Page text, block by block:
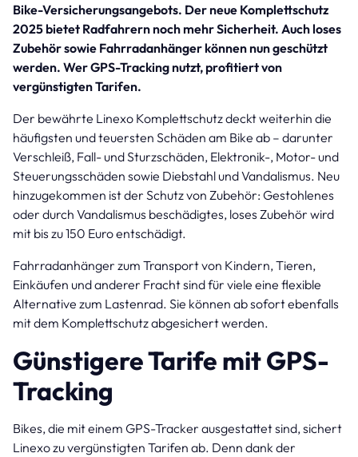
Bike-Versicherungsangebots. Der neue Komplettschutz
2025 bietet Radfahrern noch mehr Sicherheit. Auch loses
Zubehör sowie Fahrradanhänger können nun geschützt
werden. Wer GPS-Tracking nutzt, profitiert von
vergünstigten Tarifen.
Der bewährte Linexo Komplettschutz deckt weiterhin die
häufigsten und teuersten Schäden am Bike ab – darunter
Verschleiß, Fall- und Sturzschäden, Elektronik-, Motor- und
Steuerungsschäden sowie Diebstahl und Vandalismus. Neu
hinzugekommen ist der Schutz von Zubehör: Gestohlenes
oder durch Vandalismus beschädigtes, loses Zubehör wird
mit bis zu 150 Euro entschädigt.
Fahrradanhänger zum Transport von Kindern, Tieren,
Einkäufen und anderer Fracht sind für viele eine flexible
Alternative zum Lastenrad. Sie können ab sofort ebenfalls
mit dem Komplettschutz abgesichert werden.
Günstigere Tarife mit GPS-
Tracking
Bikes, die mit einem GPS-Tracker ausgestattet sind, sichert
Linexo zu vergünstigten Tarifen ab. Denn dank der